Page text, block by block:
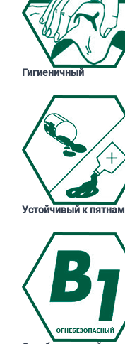
Гигиеничный
Устойчивый к пятнам